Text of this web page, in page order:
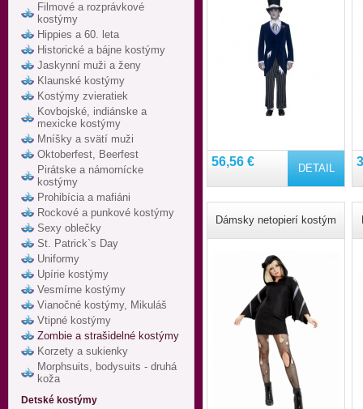
Filmové a rozprávkové
kostýmy
Hippies a 60. leta
Historické a bájne kostýmy
Jaskynní muži a ženy
Klaunské kostýmy
Kostýmy zvieratiek
Kovbojské, indiánske a
mexicke kostýmy
Mníšky a svätí muži
Oktoberfest, Beerfest
Pirátske a námornícke
kostýmy
Prohibícia a mafiáni
Rockové a punkové kostýmy
Sexy oblečky
St. Patrick`s Day
Uniformy
Upírie kostýmy
Vesmírne kostýmy
Vianočné kostýmy, Mikuláš
Vtipné kostýmy
Zombie a strašidelné kostýmy
Korzety a sukienky
Morphsuits, bodysuits - druhá
koža
Detské kostýmy
DETAIL
56,56 €
Dámsky netopierí kostým